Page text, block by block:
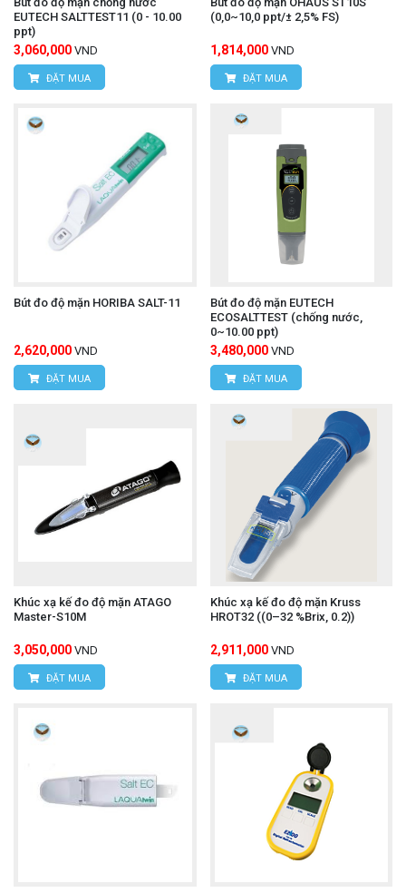
EUTECH SALTTEST11 (0 - 10.00
ppt)
3,060,000 VND
ĐẶT MUA
(0,0~10,0 ppt/± 2,5% FS)
1,814,000 VND
ĐẶT MUA
Bút đo độ mặn HORIBA SALT-11
2,620,000 VND
ĐẶT MUA
Bút đo độ mặn EUTECH
ECOSALTTEST (chống nước,
0~10.00 ppt)
3,480,000 VND
ĐẶT MUA
Khúc xạ kế đo độ mặn ATAGO
Master-S10M
3,050,000 VND
ĐẶT MUA
Khúc xạ kế đo độ mặn Kruss
HROT32 ((0–32 %Brix, 0.2))
2,911,000 VND
ĐẶT MUA